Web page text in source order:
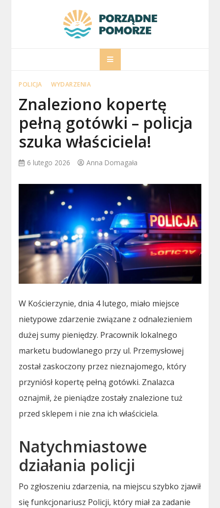
Informacje na temat Pomorza
POLICJA WYDARZENIA
Znaleziono kopertę
pełną gotówki – policja
szuka właściciela!
6 lutego 2026 Anna Domagała
W Kościerzynie, dnia 4 lutego, miało miejsce
nietypowe zdarzenie związane z odnalezieniem
dużej sumy pieniędzy. Pracownik lokalnego
marketu budowlanego przy ul. Przemysłowej
został zaskoczony przez nieznajomego, który
przyniósł kopertę pełną gotówki. Znalazca
oznajmił, że pieniądze zostały znalezione tuż
przed sklepem i nie zna ich właściciela.
Natychmiastowe
działania policji
Po zgłoszeniu zdarzenia, na miejscu szybko zjawił
się funkcjonariusz Policji, który miał za zadanie